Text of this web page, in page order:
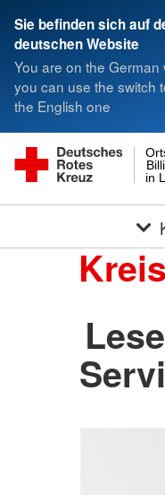
Sie befinden sich auf
deutschen Website
You are on the German
you can use the switch
the English one
in